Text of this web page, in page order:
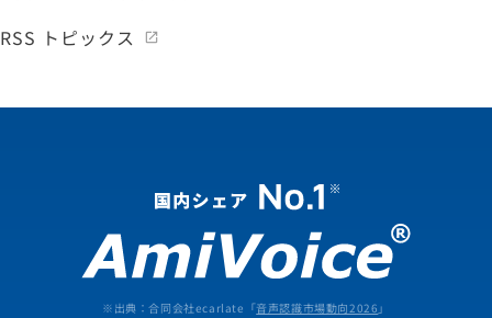
RSS トピックス
※出典：合同会社ecarlate「音声認識市場動向2026 」